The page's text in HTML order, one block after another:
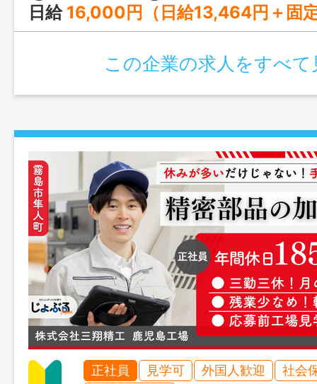
日給 16,000円（日給13,464円＋固定残業代2,536円（1時間2分24秒分）） 【月給換算（25日で算出）】 基本給：336,600円
この企業の求人をすべて
正社員 見学可 外国人歓迎
社会